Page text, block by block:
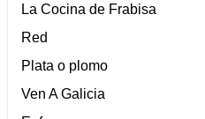
La Cocina de Frabisa
Red
Plata o plomo
Ven A Galicia